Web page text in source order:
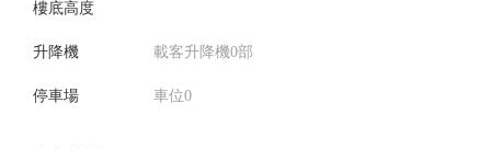
樓底高度
升降機 載客升降機0部
停車場 車位0